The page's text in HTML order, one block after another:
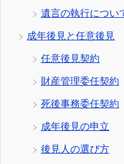
遺言の執行につい
成年後見と任意後見
任意後見契約
財産管理委任契約
死後事務委任契約
成年後見の申立
後見人の選び方